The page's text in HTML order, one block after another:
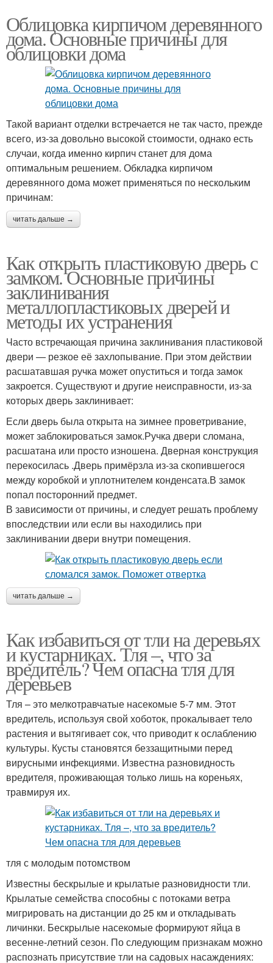
Облицовка кирпичом деревянного
дома. Основные причины для
облицовки дома
Такой вариант отделки встречается не так часто, прежде
всего, из-за довольно высокой стоимости, однако есть
случаи, когда именно кирпич станет для дома
оптимальным решением. Обкладка кирпичом
деревянного дома может применяться по нескольким
причинам:
читать дальше →
Как открыть пластиковую дверь с
замком. Основные причины
заклинивания
металлопластиковых дверей и
методы их устранения
Часто встречающая причина заклинивания пластиковой
двери — резкое её захлопывание. При этом действии
расшатавшая ручка может опуститься и тогда замок
закроется. Существуют и другие неисправности, из-за
которых дверь заклинивает:
Если дверь была открыта на зимнее проветривание,
может заблокироваться замок.Ручка двери сломана,
расшатана или просто изношена. Дверная конструкция
перекосилась .Дверь примёрзла из-за скопившегося
между коробкой и уплотнителем конденсата.В замок
попал посторонний предмет.
В зависимости от причины, и следует решать проблему
впоследствии или если вы находились при
заклинивании двери внутри помещения.
читать дальше →
Как избавиться от тли на деревьях
и кустарниках. Тля –, что за
вредитель? Чем опасна тля для
деревьев
Тля – это мелкотравчатые насекомые 5-7 мм. Этот
вредитель, используя свой хоботок, прокалывает тело
растения и вытягивает сок, что приводит к ослаблению
культуры. Кусты становятся беззащитными перед
вирусными инфекциями. Известна разновидность
вредителя, проживающая только лишь на кореньях,
травмируя их.
тля с молодым потомством
Известны бескрылые и крылатые разновидности тли.
Крылатые семейства способны с потоками ветра
мигрировать на дистанции до 25 км и откладывать
личинки. Бескрылые насекомые формируют яйца в
весенне-летний сезон. По следующим признакам можно
распознать присутствие тли на садовых насаждениях: